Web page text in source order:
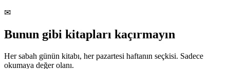
✉
Bunun gibi kitapları kaçırmayın
Her sabah günün kitabı, her pazartesi haftanın seçkisi. Sadece
okumaya değer olanı.